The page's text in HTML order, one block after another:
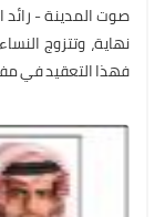
صوت المدينة - رائد
نهاية، وتتزوج
فهذا التعقيد في